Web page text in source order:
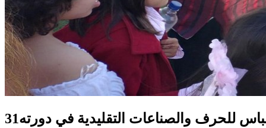
والصناعات التقليدية في دورته31